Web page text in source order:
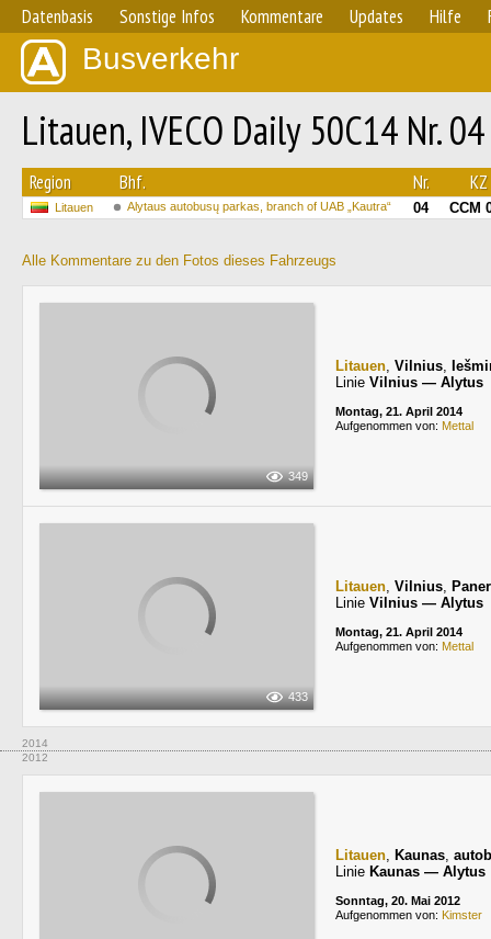
Datenbasis Sonstige Infos Kommentare Updates Hilfe
Busverkehr
Litauen, IVECO Daily 50C14 Nr. 04
Region Bhf. Nr. KZ
Litauen Alytaus autobusų parkas, branch of UAB „Kautra“ 04 CCM
Alle Kommentare zu den Fotos dieses Fahrzeugs
349
Litauen, Vilnius,
Linie Vilnius — Alytus
Montag, 21. April 2014
Aufgenommen von: Mettal
433
Litauen, Vilnius,
Linie Vilnius — Alytus
Montag, 21. April 2014
Aufgenommen von: Mettal
2014
2012
Litauen, Kaunas,
Linie Kaunas — Alytus
Sonntag, 20. Mai 2012
Aufgenommen von: Kimster